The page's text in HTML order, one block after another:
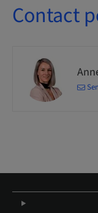
Contact